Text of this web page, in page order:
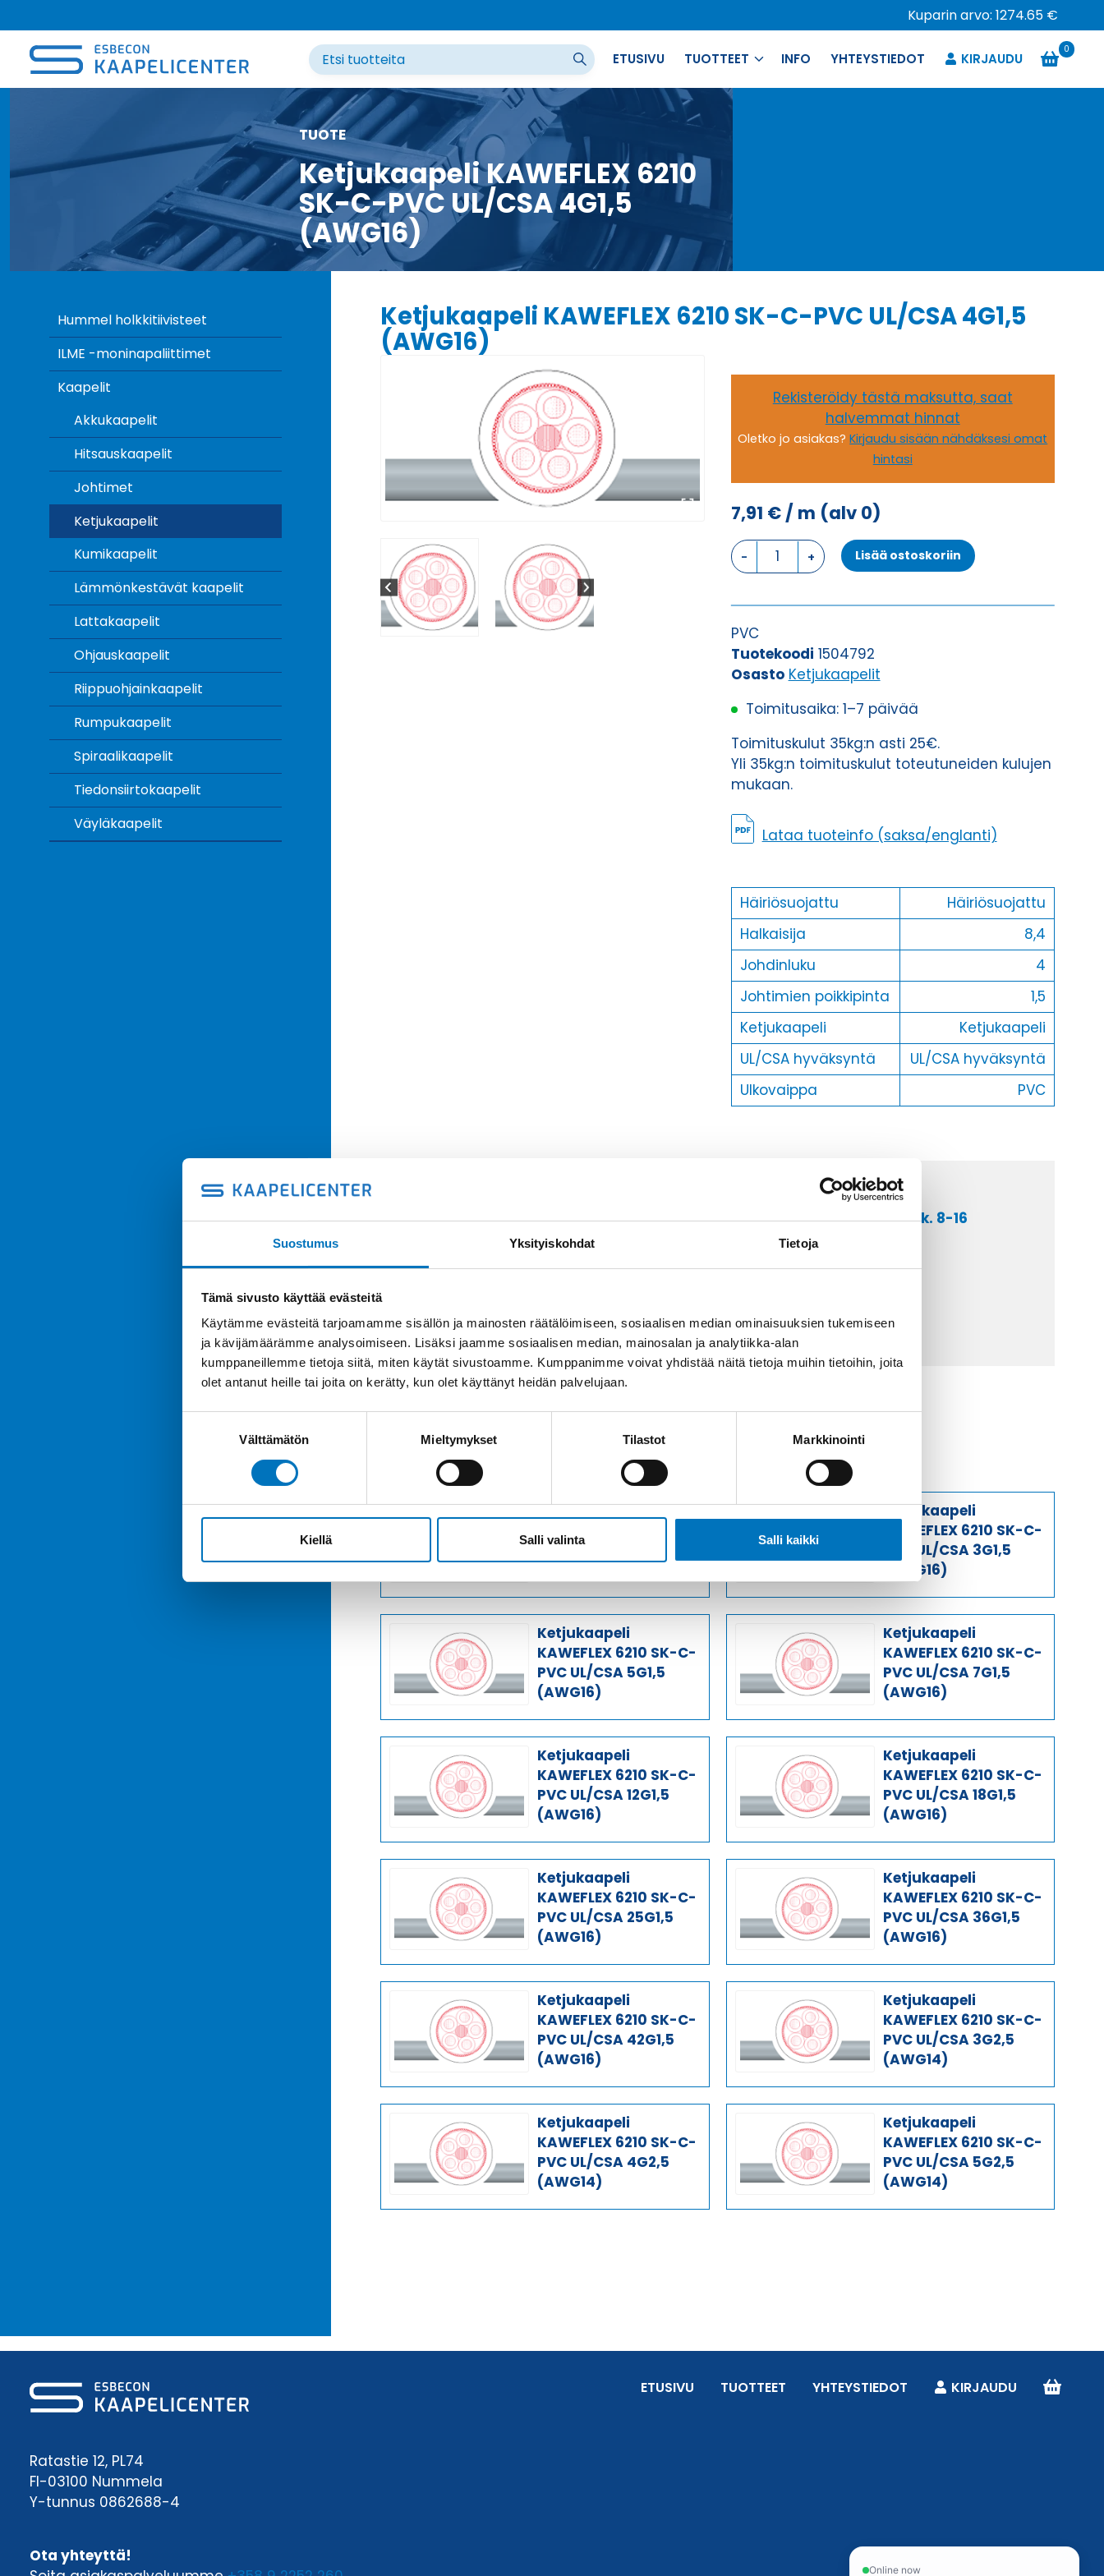
Suostumus Yksityiskohdat Tietoja
Tämä sivusto käyttää evästeitä
Käytämme evästeitä tarjoamamme sisällön ja mainosten räätälöimiseen, sosiaalisen median ominaisuuksien tukemiseen
ja kävijämäärämme analysoimiseen. Lisäksi jaamme sosiaalisen median, mainosalan ja analytiikka-alan
kumppaneillemme tietoja siitä, miten käytät sivustoamme. Kumppanimme voivat yhdistää näitä tietoja muihin tietoihin, joita
olet antanut heille tai joita on kerätty, kun olet käyttänyt heidän palvelujaan.
Välttämätön Mieltymykset Tilastot Markkinointi
Kiellä Salli valinta Salli kaikki
sisältöön
Kuparin arvo: 1274.65 €
ETUSIVU TUOTTEET INFO YHTEYSTIEDOT KIRJAUDU
0
TUOTE
Ketjukaapeli KAWEFLEX 6210
SK-C-PVC UL/CSA 4G1,5
(AWG16)
Hummel holkkitiivisteet
ILME -moninapaliittimet
Kaapelit
Akkukaapelit
Hitsauskaapelit
Johtimet
Ketjukaapelit
Kumikaapelit
Lämmönkestävät kaapelit
Lattakaapelit
Ohjauskaapelit
Riippuohjainkaapelit
Rumpukaapelit
Spiraalikaapelit
Tiedonsiirtokaapelit
Väyläkaapelit
Ketjukaapeli KAWEFLEX 6210 SK-C-PVC UL/CSA 4G1,5
(AWG16)
Rekisteröidy tästä maksutta, saat
halvemmat hinnat
Oletko jo asiakas?Kirjaudu sisään nähdäksesi omat
hintasi
7,91 €/ m (alv 0)
Ketjukaapeli
KAWEFLEX
SK-
PVC
UL/CSA
(AWG16)
määrä
Lisää ostoskoriin
PVC
Tuotekoodi 1504792
Osasto Ketjukaapelit
Toimitusaika: 1–7 päivää
Toimituskulut 35kg:n asti 25€.
Yli 35kg:n toimituskulut toteutuneiden kulujen
mukaan.
Lataa tuoteinfo (saksa/englanti)
Häiriösuojattu
Häiriösuojattu
Halkaisija
8,4
Johdinluku
4
Johtimien poikkipinta
1,5
Ketjukaapeli
Ketjukaapeli
UL/CSA hyväksyntä
UL/CSA hyväksyntä
Ulkovaippa
PVC
Kysyttävää?
Anna meidän
Soita asiakaspalveluumme ark. 8-16
+358 9 2252 260
Saman kaapelin eri versiot
Ketjukaapeli
PVC UL/CSA 2X1,5
Ketjukaapeli
KAWEFLEX 6210 SK-C-
PVC UL/CSA 3G1,5
(AWG16)
Ketjukaapeli
KAWEFLEX 6210 SK-C-
PVC UL/CSA 5G1,5
(AWG16)
Ketjukaapeli
KAWEFLEX 6210 SK-C-
PVC UL/CSA 7G1,5
(AWG16)
Ketjukaapeli
KAWEFLEX 6210 SK-C-
PVC UL/CSA 12G1,5
(AWG16)
Ketjukaapeli
KAWEFLEX 6210 SK-C-
PVC UL/CSA 18G1,5
(AWG16)
Ketjukaapeli
KAWEFLEX 6210 SK-C-
PVC UL/CSA 25G1,5
(AWG16)
Ketjukaapeli
KAWEFLEX 6210 SK-C-
PVC UL/CSA 36G1,5
(AWG16)
Ketjukaapeli
KAWEFLEX 6210 SK-C-
PVC UL/CSA 42G1,5
(AWG16)
Ketjukaapeli
KAWEFLEX 6210 SK-C-
PVC UL/CSA 3G2,5
(AWG14)
Ketjukaapeli
KAWEFLEX 6210 SK-C-
PVC UL/CSA 4G2,5
(AWG14)
Ketjukaapeli
KAWEFLEX 6210 SK-C-
PVC UL/CSA 5G2,5
(AWG14)
Ratastie 12, PL74
FI-03100 Nummela
Y-tunnus 0862688-4
Ota yhteyttä!
ETUSIVU TUOTTEET YHTEYSTIEDOT KIRJAUDU
Online now